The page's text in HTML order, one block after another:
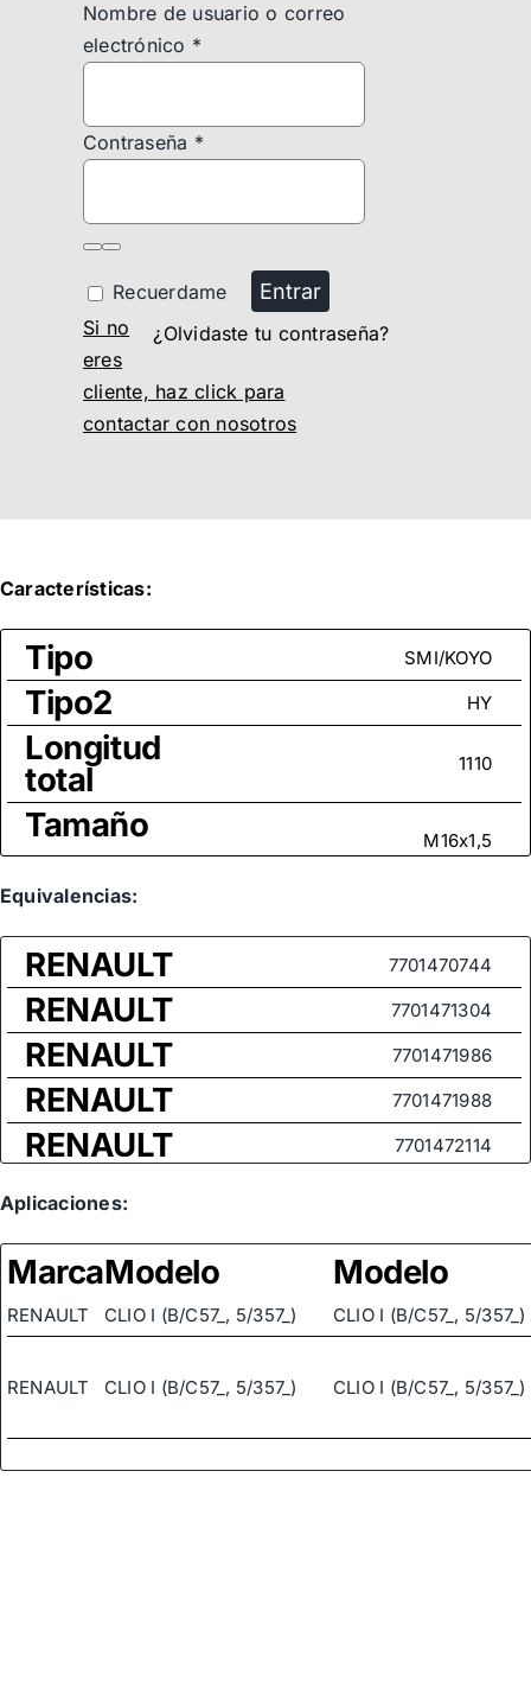
Nombre de usuario o correo
electrónico *
Contraseña *
Recuerdame Entrar
¿Olvidaste tu contraseña?
Si no
eres
cliente, haz click para
contactar con nosotros
Características:
Tipo SMI/KOYO
Tipo2 HY
Longitud
total 1110
Tamaño
rosca M16x1,5
Medida
de rosca
(rótula
axial)
Equivalencias:
RENAULT 7701470744
RENAULT 7701471304
RENAULT 7701471986
RENAULT 7701471988
RENAULT 7701472114
Aplicaciones:
MarcaModelo Modelo
RENAULT CLIO I (B/C57_, 5/357_) CLIO I (B/C57_, 5/357_)
RENAULT CLIO I (B/C57_, 5/357_) CLIO I (B/C57_, 5/357_)